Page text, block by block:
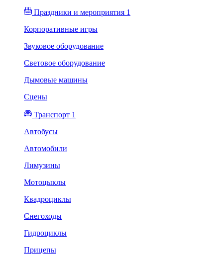
Праздники и мероприятия 1
Корпоративные игры
Звуковое оборудование
Световое оборудование
Дымовые машины
Сцены
Транспорт 1
Автобусы
Автомобили
Лимузины
Мотоцыклы
Квадроциклы
Снегоходы
Гидроциклы
Прицепы